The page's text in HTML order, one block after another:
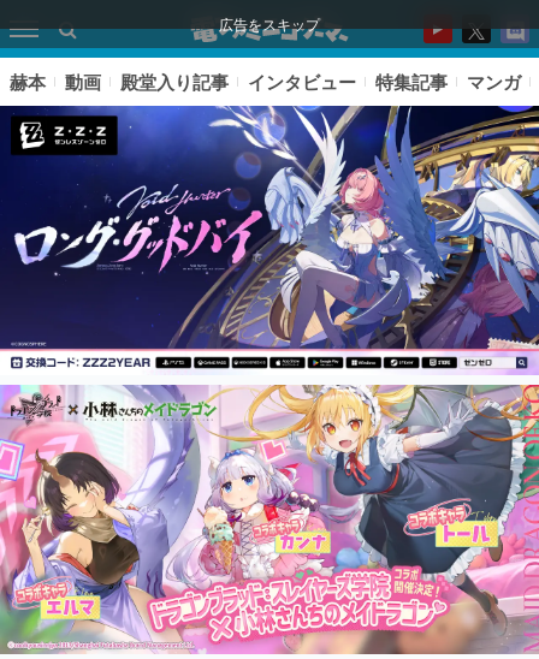
広告をスキップ
ピックアップ
電ファミのいま読まれている記事ランキング
アプリセール情報
インタビュー
連載・特集一覧
赫本 動画 殿堂入り記事 インタビュー 特集記事 マンガ